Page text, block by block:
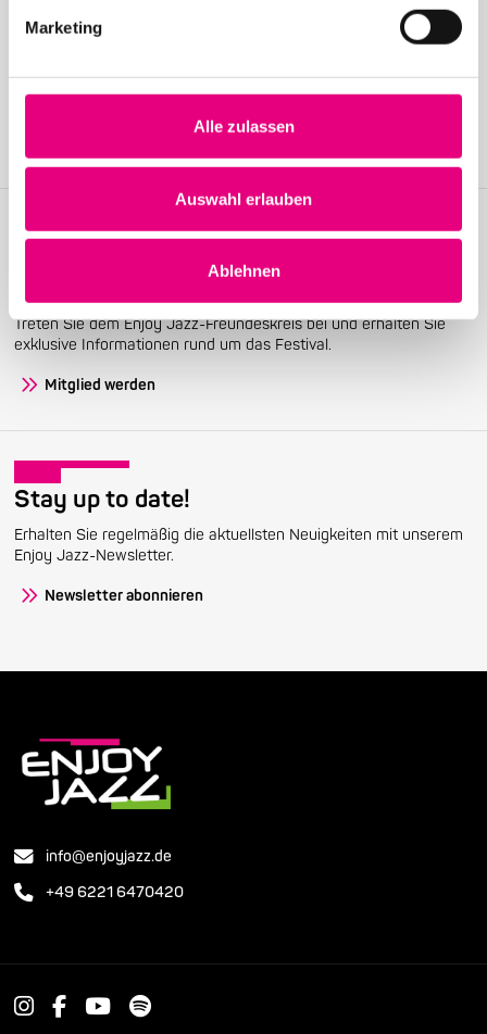
Marketing
Alle zulassen
Auswahl erlauben
Ablehnen
28. Enjoy Jazz Festival – Weltstar Gregory Porter
im Rosengarten Mannheim – Vorverkauf startet
Treten Sie dem Enjoy Jazz-Freundeskreis bei und erhalten Sie
exklusive Informationen rund um das Festival.
Mitglied werden
Stay up to date!
Erhalten Sie regelmäßig die aktuellsten Neuigkeiten mit unserem
Enjoy Jazz-Newsletter.
Newsletter abonnieren
info@enjoyjazz.de
+49 6221 6470420